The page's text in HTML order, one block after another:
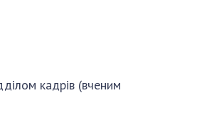
кадрів (вченим